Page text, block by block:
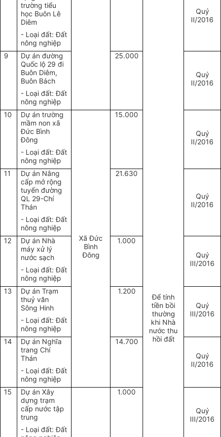
Để tính
tiền bồi
thường
khi Nhà
nước thu
hồi đất
trường tiểu
học Buôn Lê
Diêm
- Loại đất: Đất
nông nghiệp
Quý
II/2016
9
Dự án đường
Quốc lộ 29 đi
Buôn Diêm,
Buôn Bách
- Loại đất: Đất
nông nghiệp
25.000
Quý
II/2016
10
Dự án trường
mầm non xã
Đức Bình
Đông
- Loại đất: Đất
nông nghiệp
Xã Đức
Bình
Đông
15.000
Quý
II/2016
11
Dự án Nâng
cấp mở rộng
tuyến đường
QL 29-Chí
Thán
- Loại đất: Đất
nông nghiệp
21.630
Quý
II/2016
12
Dự án Nhà
máy xử lý
nước sạch
- Loại đất: Đất
nông nghiệp
1.000
Quý
III/2016
13
Dự án Trạm
thuỷ văn
Sông Hinh
- Loại đất: Đất
nông nghiệp
1.200
Quý
III/2016
14
Dự án Nghĩa
trang Chí
Thán
- Loại đất: Đất
nông nghiệp
14.700
Quý
II/2016
15
Dự án Xây
dựng trạm
cấp nước tập
trung
- Loại đất: Đất
1.000
Quý
III/2016